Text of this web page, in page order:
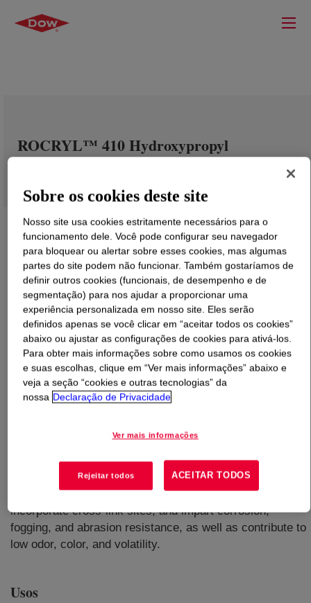
ROCRYL™ 410 Hydroxypropyl
Methacrylate (HPMA)
O que éROCRYL™ 410 Hydroxypropyl Methacrylate
(HPMA)?
Clear colorless, easily flowable liquid monomer with a
hydroxyl group at the other end. It easily dissolves in
water and has relatively low volatility. It copolymerizes
readily with a wide variety of monomers, and the added
hydroxyl groups improve adhesion to surfaces,
incorporate cross-link sites, and impart corrosion,
fogging, and abrasion resistance, as well as contribute to
low odor, color, and volatility.
Usos
Sobre os cookies deste site
Nosso site usa cookies estritamente necessários para o
funcionamento dele. Você pode configurar seu navegador
para bloquear ou alertar sobre esses cookies, mas algumas
partes do site podem não funcionar. Também gostaríamos de
definir outros cookies (funcionais, de desempenho e de
segmentação) para nos ajudar a proporcionar uma
experiência personalizada em nosso site. Eles serão
definidos apenas se você clicar em “aceitar todos os cookies”
abaixo ou ajustar as configurações de cookies para ativá-los.
Para obter mais informações sobre como usamos os cookies
e suas escolhas, clique em “Ver mais informações” abaixo e
veja a seção “cookies e outras tecnologias” da
nossa Declaração de Privacidade
Ver mais informações
Rejeitar todos ACEITAR TODOS